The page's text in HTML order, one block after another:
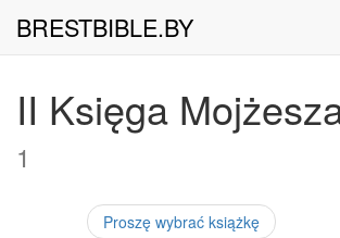
BRESTBIBLE.BY
II Księga
1
Proszę wybrać książkę